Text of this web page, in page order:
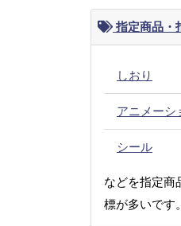
指定商品・
しおり
アニメーシ
シール
などを指定商
標が多いです。